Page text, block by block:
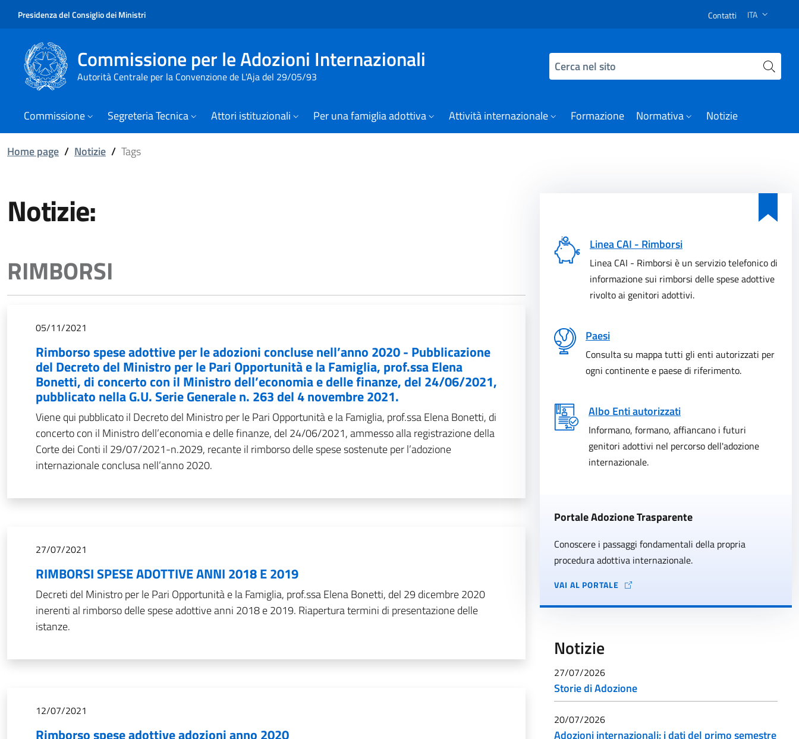
Presidenza del Consiglio dei Ministri Contatti SELEZIONE
ITA
Commissione per le Adozioni Internazionali
Autorità Centrale per la Convenzione de L'Aja del 29/05/93
Cerca nel sito
Commissione Segreteria Tecnica Attori istituzionali Per una famiglia adottiva Attività internazionale Formazione Normativa Notizie
Home page / Notizie / Tags
Notizie:
RIMBORSI
05/11/2021
Rimborso spese adottive per le adozioni concluse nell’anno 2020 - Pubblicazione
del Decreto del Ministro per le Pari Opportunità e la Famiglia, prof.ssa Elena
Bonetti, di concerto con il Ministro dell’economia e delle finanze, del 24/06/2021,
pubblicato nella G.U. Serie Generale n. 263 del 4 novembre 2021.
Viene qui pubblicato il Decreto del Ministro per le Pari Opportunità e la Famiglia, prof.ssa Elena Bonetti, di
concerto con il Ministro dell’economia e delle finanze, del 24/06/2021, ammesso alla registrazione della
Corte dei Conti il 29/07/2021-n.2029, recante il rimborso delle spese sostenute per l’adozione
internazionale conclusa nell’anno 2020.
27/07/2021
RIMBORSI SPESE ADOTTIVE ANNI 2018 E 2019
Decreti del Ministro per le Pari Opportunità e la Famiglia, prof.ssa Elena Bonetti, del 29 dicembre 2020
inerenti al rimborso delle spese adottive anni 2018 e 2019. Riapertura termini di presentazione delle
istanze.
12/07/2021
Rimborso spese adottive adozioni anno 2020
Linea CAI - Rimborsi
Linea CAI - Rimborsi è un servizio telefonico di
informazione sui rimborsi delle spese adottive
rivolto ai genitori adottivi.
Paesi
Consulta su mappa tutti gli enti autorizzati per
ogni continente e paese di riferimento.
Albo Enti autorizzati
Informano, formano, affiancano i futuri
genitori adottivi nel percorso dell'adozione
internazionale.
Portale Adozione Trasparente
Conoscere i passaggi fondamentali della propria
procedura adottiva internazionale.
VAI AL PORTALE
Notizie
27/07/2026
Storie di Adozione
20/07/2026
Adozioni internazionali: i dati del primo semestre